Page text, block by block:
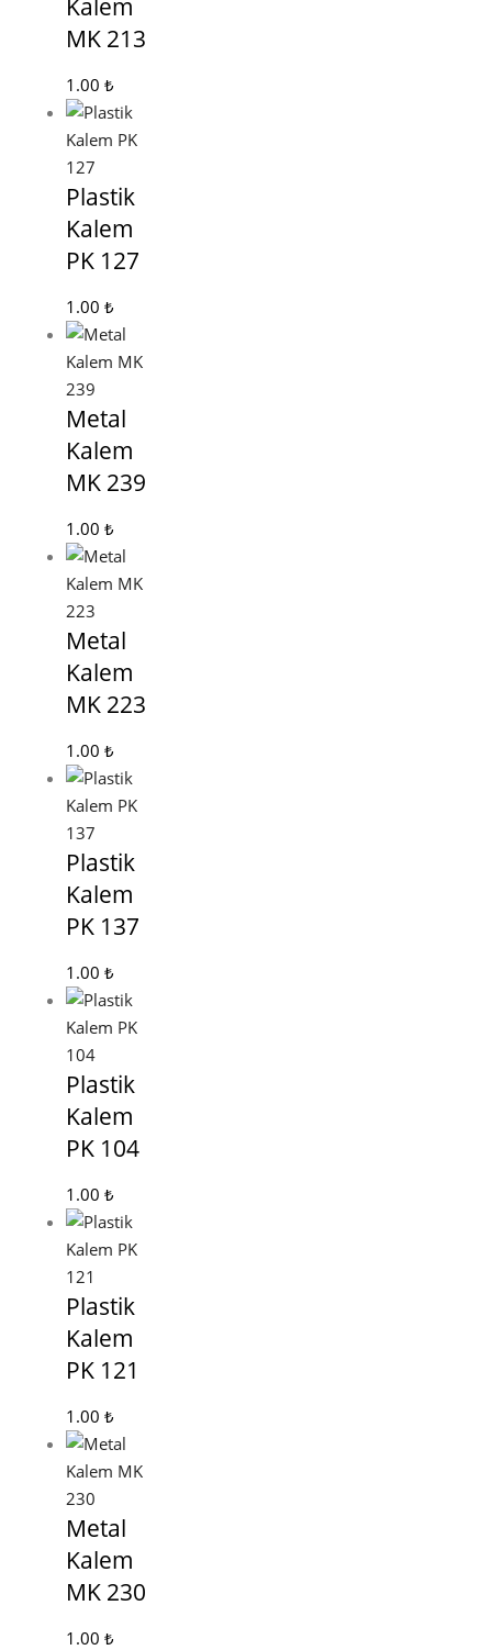
Kalem
MK 213
1.00 ₺
Plastik
Kalem
PK 127
1.00 ₺
Metal
Kalem
MK 239
1.00 ₺
Metal
Kalem
MK 223
1.00 ₺
Plastik
Kalem
PK 137
1.00 ₺
Plastik
Kalem
PK 104
1.00 ₺
Plastik
Kalem
PK 121
1.00 ₺
Metal
Kalem
MK 230
1.00 ₺